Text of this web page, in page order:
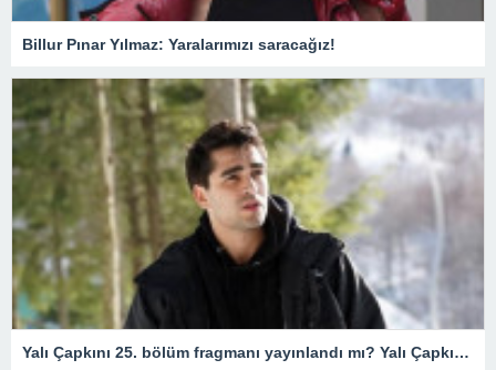
Billur Pınar Yılmaz: Yaralarımızı saracağız!
Yalı Çapkını 25. bölüm fragmanı yayınlandı mı? Yalı Çapkını 25. bölüm fragmanı izle! Seyran’a Ferit’in ters köşesi…